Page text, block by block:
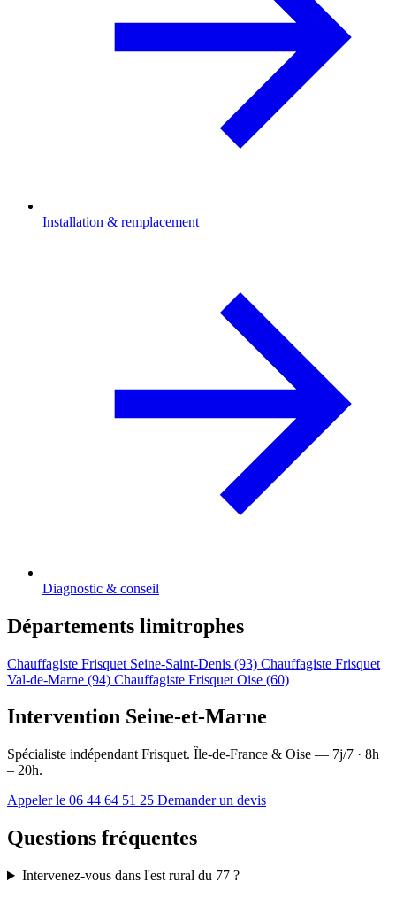
Installation & remplacement
Diagnostic & conseil
Départements limitrophes
Chauffagiste Frisquet Seine-Saint-Denis (93) Chauffagiste Frisquet
Val-de-Marne (94) Chauffagiste Frisquet Oise (60)
Intervention Seine-et-Marne
Spécialiste indépendant Frisquet. Île-de-France & Oise — 7j/7 · 8h
– 20h.
Appeler le 06 44 64 51 25 Demander un devis
Questions fréquentes
Intervenez-vous dans l'est rural du 77 ?